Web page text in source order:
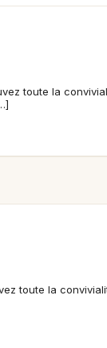
toute la
toute la